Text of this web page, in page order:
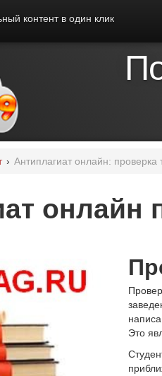
контент в один клик
› Антиплагиат онлайн: проверка
онлайн
Это